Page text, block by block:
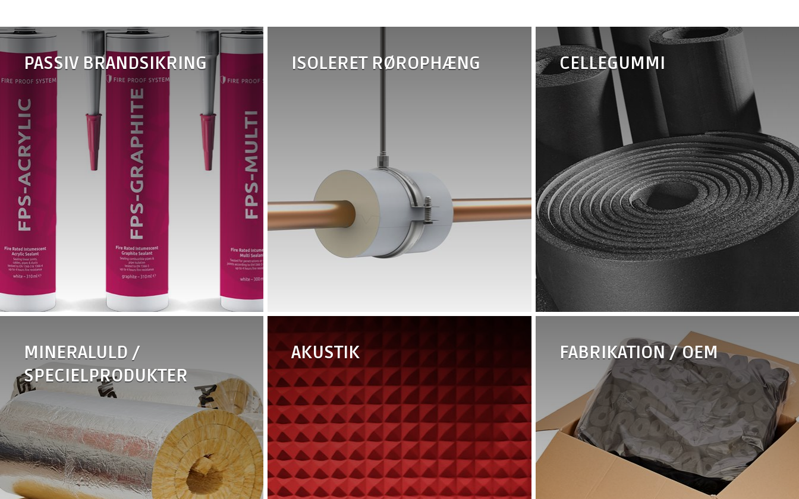
PASSIV BRANDSIKRING
•
FPS-Akryl
•
FPS-Grafit
•
FPS-Brandpakning •
FPS-
•
•
FPS-Brandgips
•
FPS-Bagstop •
FPS-Brandlabel
•
FIREproof rørskål
ISOLERET RØROPHÆNG
Rørbærer VVS •
Rørbærer VVS-PET
•
Rørbærer RF
Rørbærer IF
•
Rørbærer MW
Rørbærer KANAL
Tilbehør
rørophæng
CELLEGUMMI
• Eurobatex •
Eurobatex HF
(HALOGENFRI)
•
Eurobatex AT (UV
& HØJTEMP.)
•
Eurobatex ISOLTEC
•
Eurobatex PEN-
PEAL
Eurobatex FILM
PROTECTION
MINERALULD /
SPECIELPRODUKTER
AKUSTIK
• Eurobatex OC •
Eurobatex Silent
Plus
•
Eurobatex
Silentplus HF
•
Eurobatex
BUGNATO
FABRIKATION / OEM
Kløtzel lærred Undertagsstrammer